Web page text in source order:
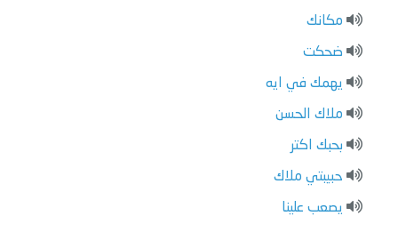
مكانك
ضحكت
يهمك في ايه
ملاك الحسن
بحبك اكتر
حبيبتي ملاك
يصعب علينا